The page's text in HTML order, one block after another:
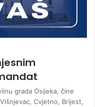
grada Osijeka, čine
Cvjetno, Brijest,